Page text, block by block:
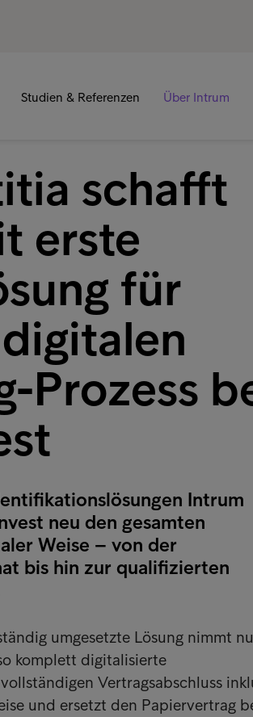
Studien & Referenzen Über Intrum
schafft
erste
für
Prozess
Intrum
neu den gesamten
Weise – von der
bis hin zur qualifizierten
umgesetzte Lösung nimmt
komplett digitalisierte
Vertragsabschluss
und ersetzt den Papiervertrag